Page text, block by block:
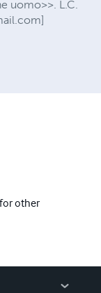
uomo>>. L.C.
]
other